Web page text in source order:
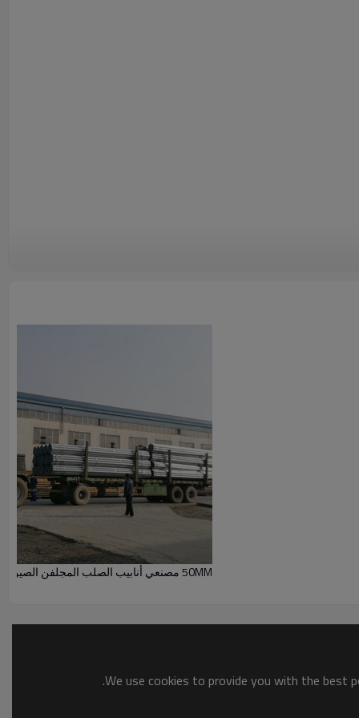
50MM مصنعي أنابيب الصلب المجلفن الصين من YOUFA
We use cookies to provide you with the best